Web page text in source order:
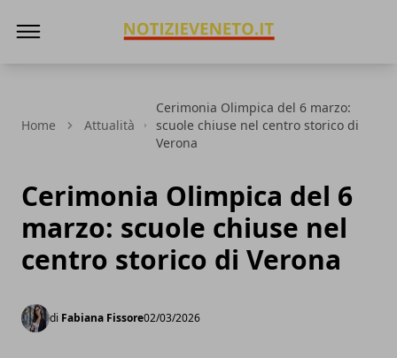
Home Attualità
Cerimonia Olimpica del 6 marzo:
scuole chiuse nel centro storico di
Verona
Cerimonia Olimpica del 6
marzo: scuole chiuse nel
centro storico di Verona
di Fabiana Fissore02/03/2026